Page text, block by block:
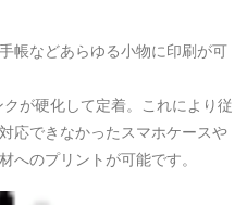
-リリカゼタケル
20曲も掲載.
タログ
リカゼタケル
帳などあらゆる小物に印刷が可
が硬化して定着。これにより従
応できなかったスマホケースや
へのプリントが可能です。